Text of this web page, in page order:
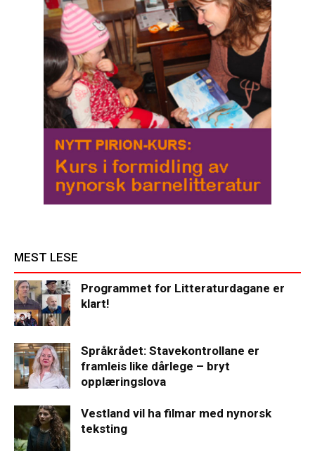
MEST LESE
Programmet for Litteraturdagane er
klart!
Språkrådet: Stavekontrollane er
framleis like dårlege – bryt
opplæringslova
Vestland vil ha filmar med nynorsk
teksting